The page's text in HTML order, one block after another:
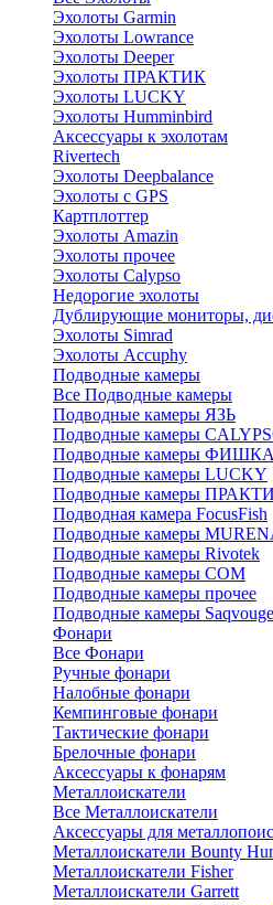
Эхолоты Garmin
Эхолоты Lowrance
Эхолоты Deeper
Эхолоты ПРАКТИК
Эхолоты LUCKY
Эхолоты Humminbird
Аксессуары к эхолотам
Rivertech
Эхолоты Deepbalance
Эхолоты с GPS
Картплоттер
Эхолоты Amazin
Эхолоты прочее
Эхолоты Calypso
Недорогие эхолоты
Дублирующие мониторы,
Эхолоты Simrad
Эхолоты Accuphy
Подводные камеры
Все Подводные камеры
Подводные камеры ЯЗЬ
Подводные камеры
Подводные камеры ФИШКА
Подводные камеры LUCKY
Подводные камеры
Подводная камера FocusFish
Подводные камеры
Подводные камеры Rivotek
Подводные камеры СОМ
Подводные камеры прочее
Подводные камеры Saqvouge
Фонари
Все Фонари
Ручные фонари
Налобные фонари
Кемпинговые фонари
Тактические фонари
Брелочные фонари
Аксессуары к фонарям
Металлоискатели
Все Металлоискатели
Аксессуары для
Металлоискатели Bounty
Металлоискатели Fisher
Металлоискатели Garrett